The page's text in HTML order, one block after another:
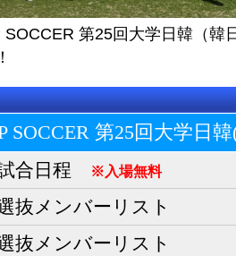
SOCCER 第25回大学日韓（
SOCCER 第25回大学日
合日程 ※入場無料
抜メンバーリスト
抜メンバーリスト